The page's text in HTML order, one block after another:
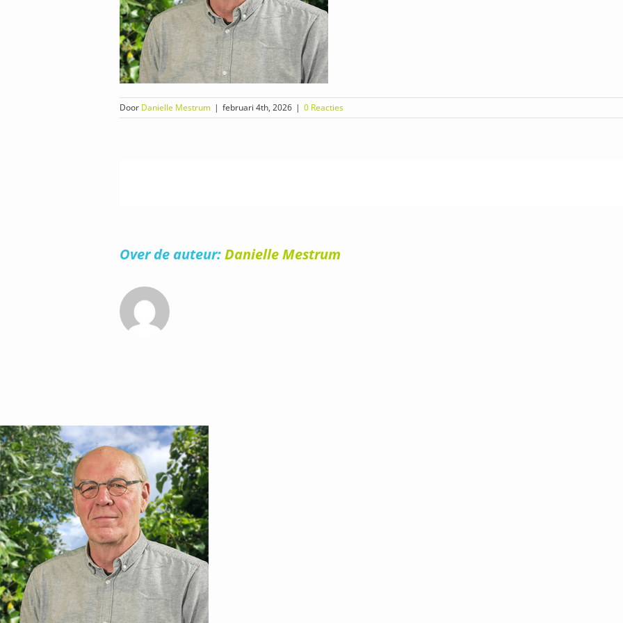
Door Danielle Mestrum | februari 4th, 2026 | 0 Reacties
Over de auteur:Danielle Mestrum